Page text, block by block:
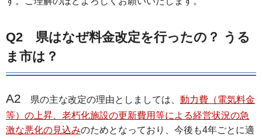
Q2 県はなぜ料金改定を行ったの？ うる
ま市は？
A2 県の主な改定の理由としましては、 動力費（電気料金
等）の上昇、老朽化施設の更新費用等による経営状況の急
激な悪化の見込みのためとなっており、今後も4年ごとに適